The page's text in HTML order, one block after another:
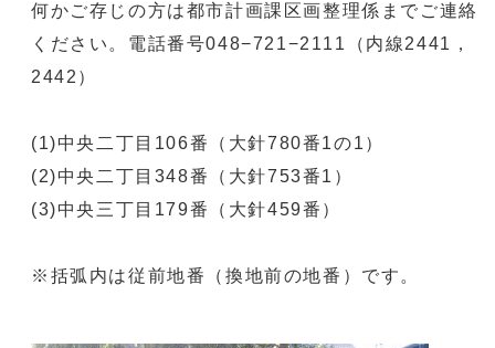
何かご存じの方は都市計画課区画整理係までご連絡
ください。電話番号048−721−2111（内線2441，
2442）
(1)中央二丁目106番（大針780番1の1）
(2)中央二丁目348番（大針753番1）
(3)中央三丁目179番（大針459番）
※括弧内は従前地番（換地前の地番）です。